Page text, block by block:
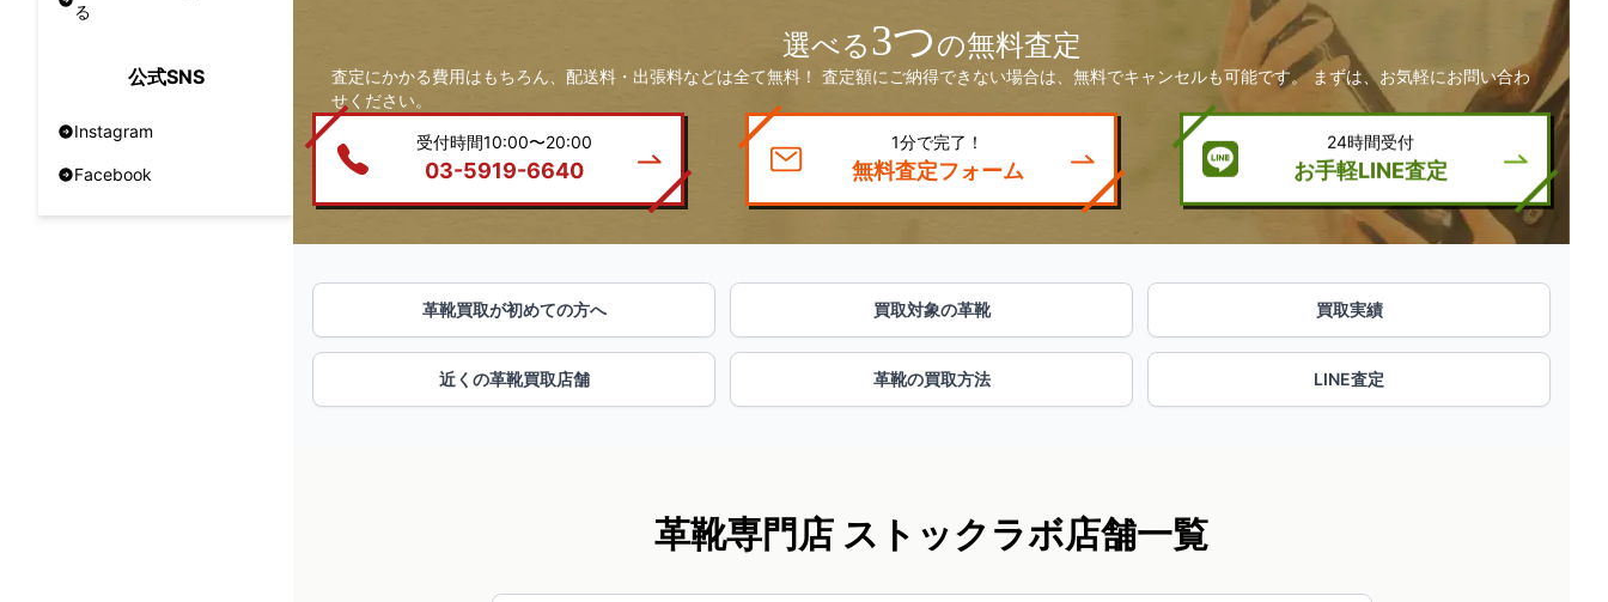
る
公式SNS
Instagram
Facebook
選べる3つの無料査定
査定にかかる費用はもちろん、配送料・出張料などは全て無料！ 査定額にご納得できない場合は、無料でキャンセルも可能です。 まずは、お気軽にお問い合わ
せください。
受付時間10:00〜20:00
03-5919-6640
1分で完了！
無料査定フォーム
24時間受付
お手軽LINE査定
革靴買取が初めての方へ 買取対象の革靴 買取実績
近くの革靴買取店舗 革靴の買取方法 LINE査定
革靴専門店 ストックラボ店舗一覧